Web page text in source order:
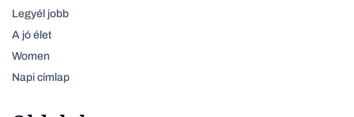
Legyél jobb
A jó élet
Women
Napi címlap